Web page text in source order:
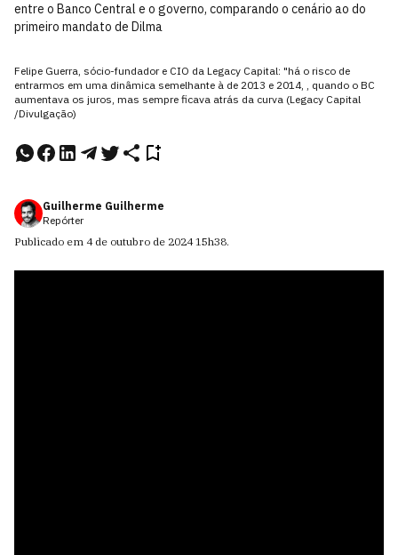
entre o Banco Central e o governo, comparando o cenário ao do
primeiro mandato de Dilma
Felipe Guerra, sócio-fundador e CIO da Legacy Capital: "há o risco de
entrarmos em uma dinâmica semelhante à de 2013 e 2014, , quando o BC
aumentava os juros, mas sempre ficava atrás da curva (Legacy Capital
/Divulgação)
Guilherme Guilherme
Repórter
Publicado em 4 de outubro de 2024 15h38.